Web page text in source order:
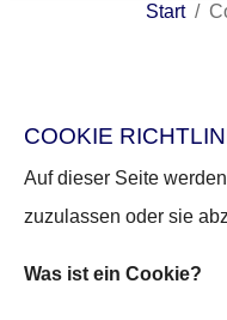
Start
COOKIE
Auf dieser Seite
zuzulassen oder sie
Was ist ein Cookie?